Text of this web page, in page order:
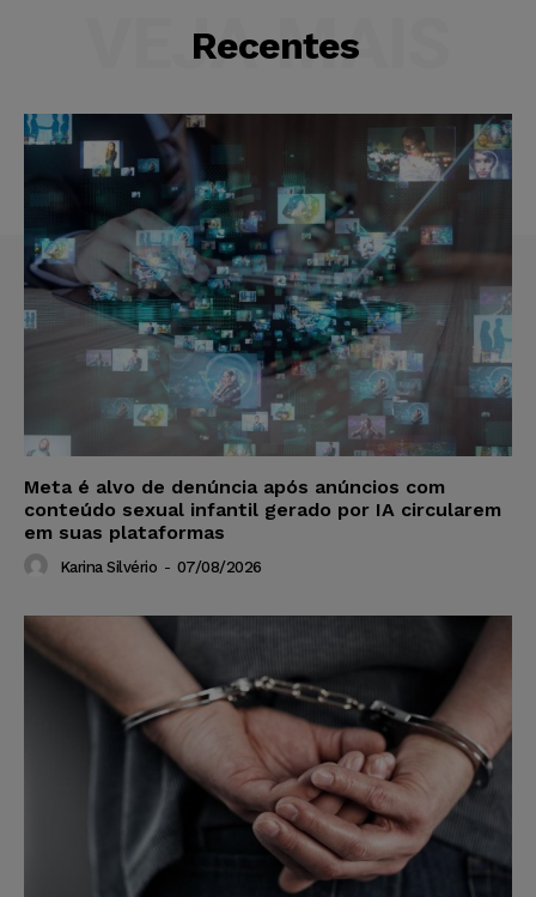
Recentes
VEJA MAIS
Meta é alvo de denúncia após anúncios com
conteúdo sexual infantil gerado por IA circularem
em suas plataformas
Karina Silvério - 07/08/2026